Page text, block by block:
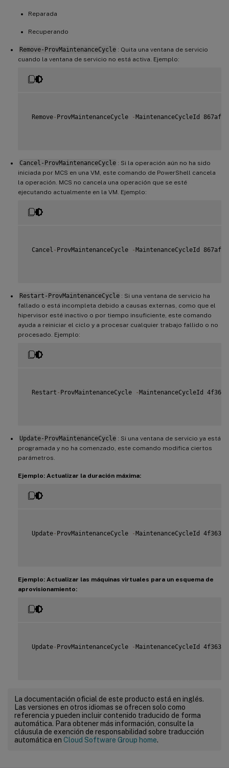
Reparada
Recuperando
Remove-ProvMaintenanceCycle : Quita una ventana de servicio
cuando la ventana de servicio no está activa. Ejemplo:
Remove- ProvMaintenanceCycle -MaintenanceCycleId
Cancel-ProvMaintenanceCycle : Si la operación aún no ha sido
iniciada por MCS en una VM, este comando de PowerShell cancela
la operación. MCS no cancela una operación que se esté
ejecutando actualmente en la VM. Ejemplo:
Cancel - ProvMaintenanceCycle -MaintenanceCycleId
Restart-ProvMaintenanceCycle : Si una ventana de servicio ha
fallado o está incompleta debido a causas externas, como que el
hipervisor esté inactivo o por tiempo insuficiente, este comando
ayuda a reiniciar el ciclo y a procesar cualquier trabajo fallido o no
procesado. Ejemplo:
Restart - ProvMaintenanceCycle -MaintenanceCycleId
Update-ProvMaintenanceCycle : Si una ventana de servicio ya está
programada y no ha comenzado, este comando modifica ciertos
parámetros.
Ejemplo: Actualizar la duración máxima:
Update- ProvMaintenanceCycle -MaintenanceCycleId
Ejemplo: Actualizar las máquinas virtuales para un esquema de
aprovisionamiento:
Update- ProvMaintenanceCycle -MaintenanceCycleId
La documentación oficial de este producto está en inglés.
Las versiones en otros idiomas se ofrecen solo como
referencia y pueden incluir contenido traducido de forma
automática. Para obtener más información, consulte la
cláusula de exención de responsabilidad sobre traducción
automática en Cloud Software Group home.